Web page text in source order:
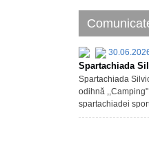
Spartachiada
Spartachiada
odihnă
spartachiadei